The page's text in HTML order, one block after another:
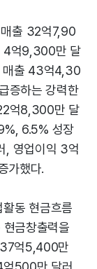
매출 32억7,90
4억9,300만 달
매출 43억4,30
증하는 강력한
억8,300만 달
6.5% 성장
, 영업이익 3억
가했다.
동 현금흐름
금창출력을
37억5,400만